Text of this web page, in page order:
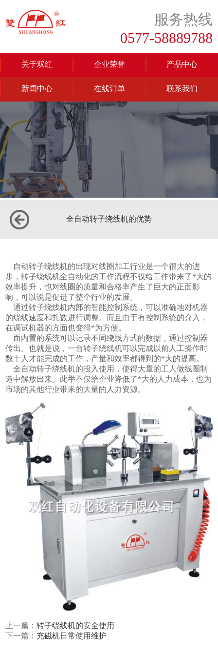
服务热线
0577-58889788
关于双红 企业荣誉 产品中心
新闻中心 在线订单 联系我们
全自动转子绕线机的优势
自动转子绕线机的出现对线圈加工行业是一个很大的进
步，转子绕线机全自动化的工作流程不仅给工作带来了*大的
效率提升，也对线圈的质量和合格率产生了巨大的正面影
响，可以说是促进了整个行业的发展。
通过转子绕线机内部的智能控制系统，可以准确地对机器
的绕线速度和扎数进行调整。而且由于有控制系统的介入，
在调试机器的方面也变得*为方便。
而内置的系统可以记录不同绕线方式的数据，通过控制器
传出。也就是说，一台转子绕线机可以完成以前人工操作时
数十人才能完成的工作，产量和效率都得到的*大的提高。
全自动转子绕线机的投入使用，使得大量的工人做线圈制
造中解放出来。此举不仅给企业降低了*大的人力成本，也为
市场的其他行业带来的大量的人力资源。
上一篇：转子绕线机的安全使用
下一篇： 充磁机日常使用维护